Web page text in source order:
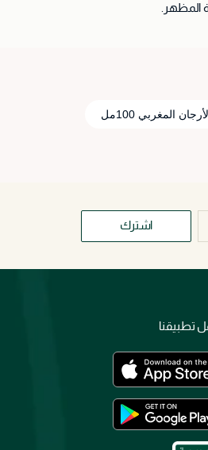
المظهر.
المغربي 100مل
اشترك
تطبيقنا